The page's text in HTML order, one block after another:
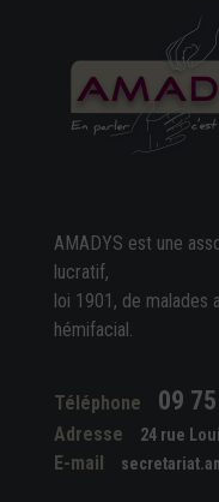
AMADYS est une
lucratif,
loi 1901, de malades
hémifacial.
Téléphone 09
Adresse 24 rue
E-mail